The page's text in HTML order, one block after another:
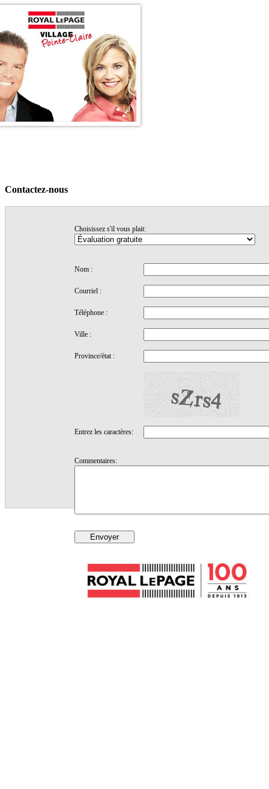
Accueil
Voir nos maisons
Témonignages
Trucs & conseils
Contactez-nous
Contactez-nous
Choisissez s'il vous plait:
Nom :
Courriel :
Téléphone :
Ville :
Province/état :
Entrez les caractères:
Commentaires: